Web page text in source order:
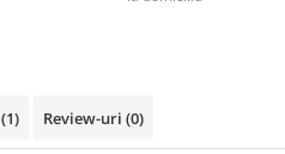
(1) Review-uri (0)